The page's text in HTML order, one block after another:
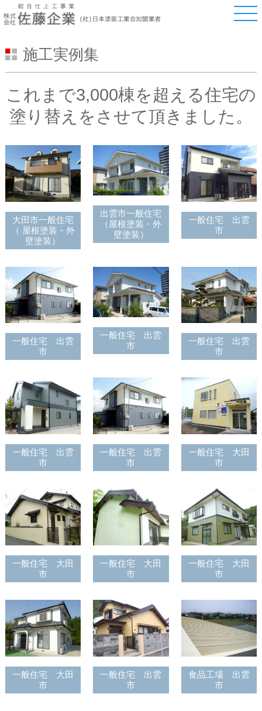
施工実例集
これまで3,000棟を超える住宅の
塗り替えをさせて頂きました。
大田市一般住宅
（ 屋根塗装・外
壁塗装）
出雲市一般住宅
（屋根塗装・外
壁塗装）
一般住宅 出雲
市
一般住宅 出雲
市
一般住宅 出雲
市
一般住宅 出雲
市
一般住宅 出雲
市
一般住宅 出雲
市
一般住宅 大田
市
一般住宅 大田
市
一般住宅 大田
市
一般住宅 大田
市
一般住宅 大田
市
一般住宅 出雲
市
食品工場 出雲
市